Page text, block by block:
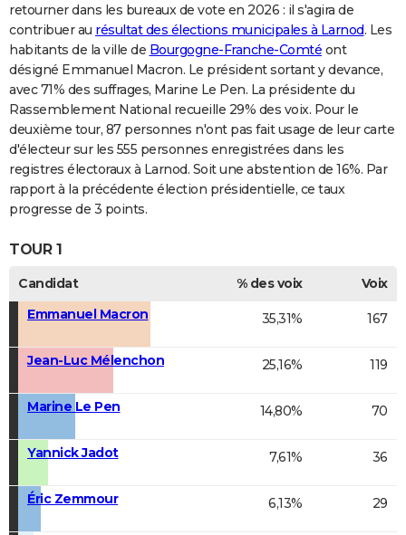
retourner dans les bureaux de vote en 2026 : il s'agira de
contribuer au résultat des élections municipales à Larnod. Les
habitants de la ville de Bourgogne-Franche-Comté ont
désigné Emmanuel Macron. Le président sortant y devance,
avec 71% des suffrages, Marine Le Pen. La présidente du
Rassemblement National recueille 29% des voix. Pour le
deuxième tour, 87 personnes n'ont pas fait usage de leur carte
d'électeur sur les 555 personnes enregistrées dans les
registres électoraux à Larnod. Soit une abstention de 16%. Par
rapport à la précédente élection présidentielle, ce taux
progresse de 3 points.
TOUR 1
Candidat % des voix
Voix
Emmanuel Macron
35,31% 167
Jean-Luc Mélenchon 25,16% 119
Marine Le Pen 14,80% 70
Yannick Jadot 7,61% 36
Éric Zemmour 6,13% 29